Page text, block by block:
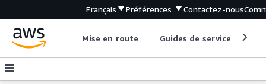
Français Préférences Contactez-nous
Mise en route Guides de service